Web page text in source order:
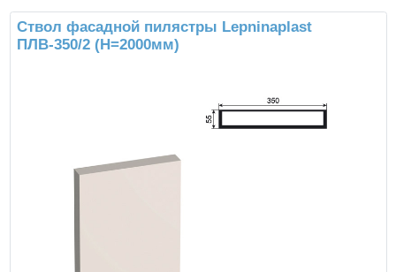
Ствол фасадной пилястры Lepninaplast
ПЛВ-350/2 (H=2000мм)